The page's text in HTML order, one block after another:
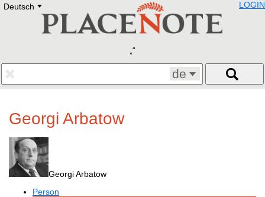
Deutsch E
Deutsch
Francais
Polski
Eestikeelne
LOGIN
de
Georgi Arbatow
Georgi Arbatow
Person